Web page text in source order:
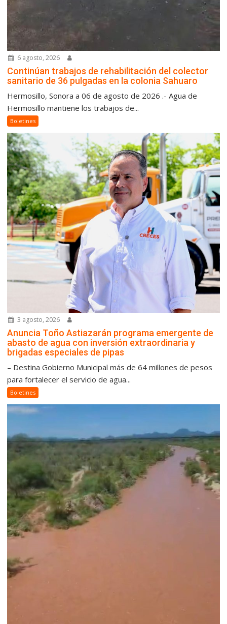
6 agosto, 2026
Continúan trabajos de rehabilitación del colector
sanitario de 36 pulgadas en la colonia Sahuaro
Hermosillo, Sonora a 06 de agosto de 2026 .- Agua de
Hermosillo mantiene los trabajos de...
Boletines
3 agosto, 2026
Anuncia Toño Astiazarán programa emergente de
abasto de agua con inversión extraordinaria y
brigadas especiales de pipas
– Destina Gobierno Municipal más de 64 millones de pesos
para fortalecer el servicio de agua...
Boletines